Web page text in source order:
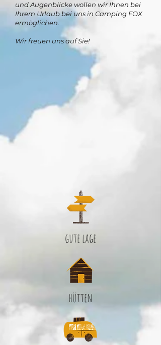
und Augenblicke wollen wir Ihnen bei
Ihrem Urlaub bei uns in Camping FOX
ermöglichen.
Wir freuen uns auf Sie!
gute lage
hütten